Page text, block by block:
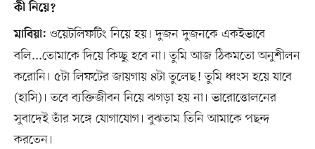
কী নিয়ে?
মাবিয়া: ওয়েটলিফটিং নিয়ে হয়। দুজন দুজনকে একইভাবে
বলি...তোমাকে দিয়ে কিচ্ছু হবে না। তুমি আজ ঠিকমতো অনুশীলন
করোনি। ৫টা লিফটের জায়গায় ৪টা তুলেছ! তুমি ধ্বংস হয়ে যাবে
(হাসি)। তবে ব্যক্তিজীবন নিয়ে ঝগড়া হয় না। ভারোত্তোলনের
সুবাদেই তাঁর সঙ্গে যোগাযোগ। বুঝতাম তিনি আমাকে পছন্দ
করতেন।